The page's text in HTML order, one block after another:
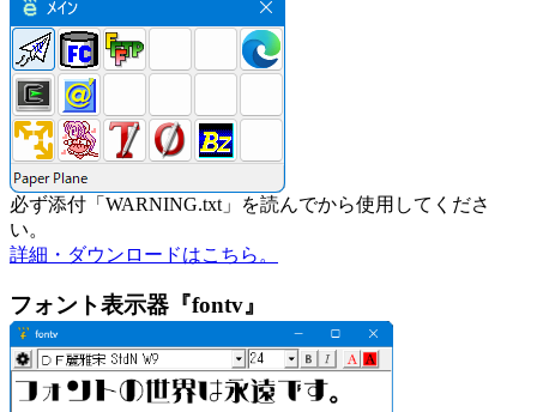
必ず添付「WARNING.txt」を読んでから使用してくださ
い。
詳細・ダウンロードはこちら。
フォント表示器『fontv』